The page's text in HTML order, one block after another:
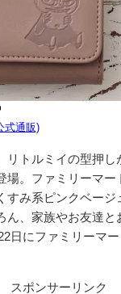
式通販)
リトルミイの型押し
場。ファミリーマー
すみ系ピンクベージ
ん、家族やお友達と
日にファミリーマ
スポンサーリンク